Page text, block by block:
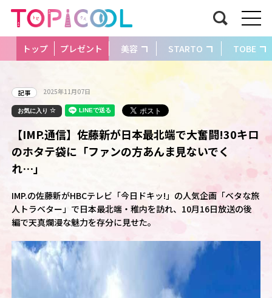
トップ プレゼント 美容 STARTO TOBE
記事 2025年11月07日
お気に入り
【IMP.通信】佐藤新が日本最北端で大奮闘!30キロ
のホタテ袋に「ファンの方あんま見ないでく
れ…」
IMP.の佐藤新がHBCテレビ「今日ドキッ!」の人気企画「ベタな旅
人トラベター」で日本最北端・稚内を訪れ、10月16日放送の後
編で天真爛漫な魅力を存分に見せた。